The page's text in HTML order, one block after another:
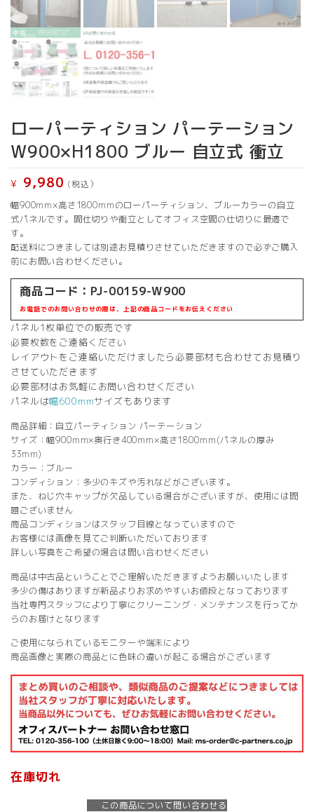
ローパーティション パーテーション
W900×H1800 ブルー 自立式 衝立
¥ 9,980 (税込）
幅900mm×高さ1800mmのローパーティション、ブルーカラーの自立
式パネルです。間仕切りや衝立としてオフィス空間の仕切りに最適で
す。
配送料につきましては別途お見積りさせていただきますので必ずご購入
前にお問い合わせください。
商品コード：PJ-00159-W900
お電話でのお問い合わせの際は、上記の商品コードをお伝えください
パネル1枚単位での販売です
必要枚数をご連絡ください
レイアウトをご連絡いただけましたら必要部材も合わせてお見積り
させていただきます
必要部材はお気軽にお問い合わせください
パネルは幅600mmサイズもあります
商品詳細：自立パーティション パーテーション
サイズ：幅900mm×奥行き400mm×高さ1800mm(パネルの厚み
33mm)
カラー：ブルー
コンディション：多少のキズや汚れなどがございます。
また、ねじ穴キャップが欠品している場合がございますが、使用には問
題ございません
商品コンディションはスタッフ目線となっていますので
お客様には画像を見てご判断いただいております
詳しい写真をご希望の場合は問い合わせください
商品は中古品ということでご理解いただきますようお願いいたします
多少の傷はありますが新品よりお求めやすいお値段となっております
当社専門スタッフにより丁寧にクリーニング・メンテナンスを行ってか
らのお届けとなります
ご使用になられているモニターや端末により
商品画像と実際の商品とに色味の違いが起こる場合がございます
在庫切れ
この商品について問い合わせる